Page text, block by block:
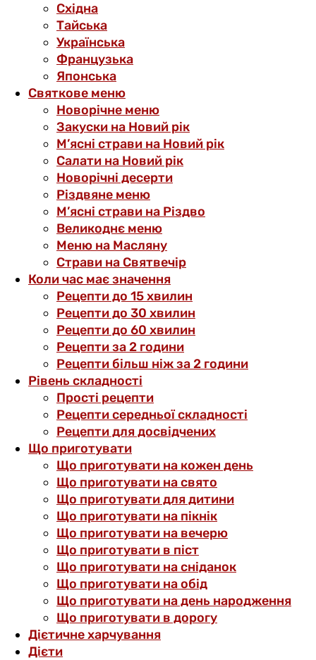
Східна
Тайська
Українська
Французька
Японська
Святкове меню
Новорічне меню
Закуски на Новий рік
М’ясні страви на Новий рік
Салати на Новий рік
Новорічні десерти
Різдвяне меню
М’ясні страви на Різдво
Великоднє меню
Меню на Масляну
Страви на Святвечір
Коли час має значення
Рецепти до 15 хвилин
Рецепти до 30 хвилин
Рецепти до 60 хвилин
Рецепти за 2 години
Рецепти більш ніж за 2 години
Рівень складності
Прості рецепти
Рецепти середньої складності
Рецепти для досвідчених
Що приготувати
Що приготувати на кожен день
Що приготувати на свято
Що приготувати для дитини
Що приготувати на пікнік
Що приготувати на вечерю
Що приготувати в піст
Що приготувати на сніданок
Що приготувати на обід
Що приготувати на день народження
Що приготувати в дорогу
Дієтичне харчування
Дієти